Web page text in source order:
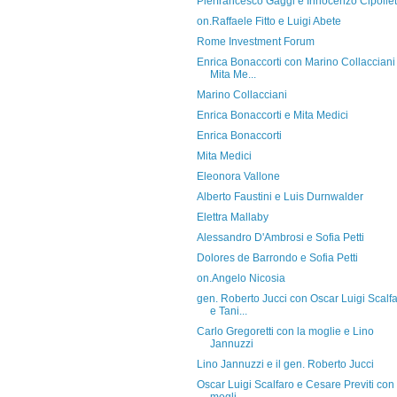
on.Raffaele Fitto e Luigi Abete
Rome Investment Forum
Enrica Bonaccorti con Marino Collacciani
Mita Me...
Marino Collacciani
Enrica Bonaccorti e Mita Medici
Enrica Bonaccorti
Mita Medici
Eleonora Vallone
Alberto Faustini e Luis Durnwalder
Elettra Mallaby
Alessandro D'Ambrosi e Sofia Petti
Dolores de Barrondo e Sofia Petti
on.Angelo Nicosia
gen. Roberto Jucci con Oscar Luigi
e Tani...
Carlo Gregoretti con la moglie e Lino
Jannuzzi
Lino Jannuzzi e il gen. Roberto Jucci
Oscar Luigi Scalfaro e Cesare Previti con